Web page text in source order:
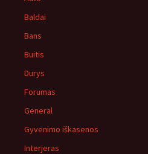
Baldai
Bans
Buitis
Durys
Forumas
General
Gyvenimo iškasenos
Interjeras